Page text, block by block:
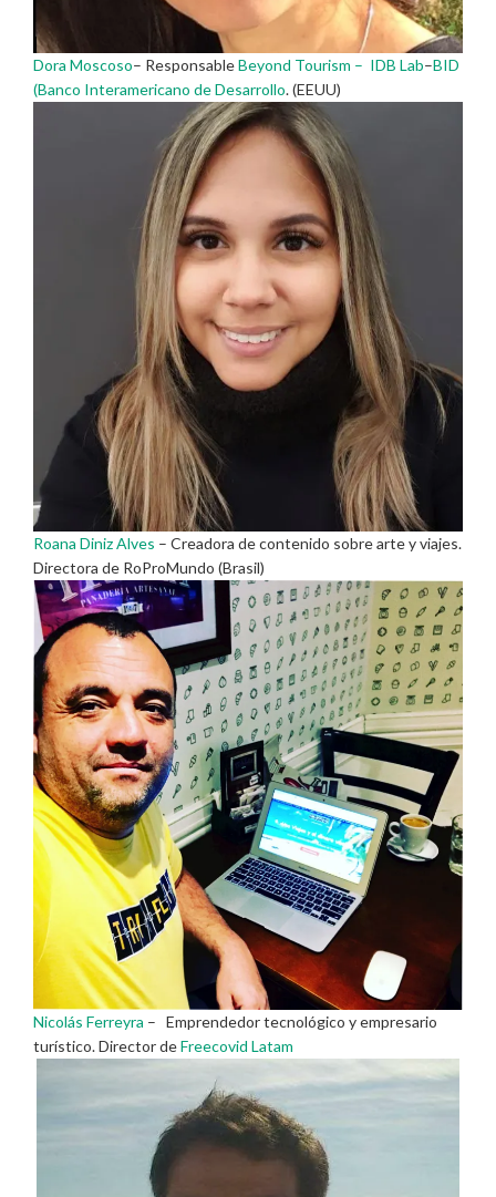
Dora Moscoso– ResponsableBeyond Tourism – IDB Lab–BID
(Banco Interamericano de Desarrollo. (EEUU)
Roana Diniz Alves – Creadora de contenido sobre arte y viajes.
Directora de RoProMundo (Brasil)
Nicolás Ferreyra – Emprendedor tecnológico y empresario
turístico. Director deFreecovid Latam